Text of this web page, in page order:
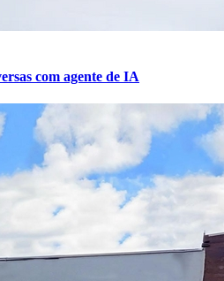
com agente de IA